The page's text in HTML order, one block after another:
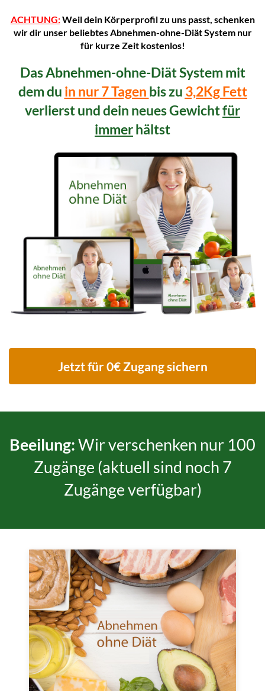
ACHTUNG:Weil dein Körperprofil zu uns passt, schenken
wir dir unser beliebtes Abnehmen-ohne-Diät System nur
für kurze Zeit kostenlos!
Das Abnehmen-ohne-Diät System mit
dem du in nur 7 Tagen bis zu 3,2Kg Fett
verlierst und dein neues Gewichtfür
immerhältst
Jetzt für 0€ Zugang sichern
Beeilung:Wir verschenken nur 100
Zugänge (aktuell sind noch 7
Zugänge verfügbar)